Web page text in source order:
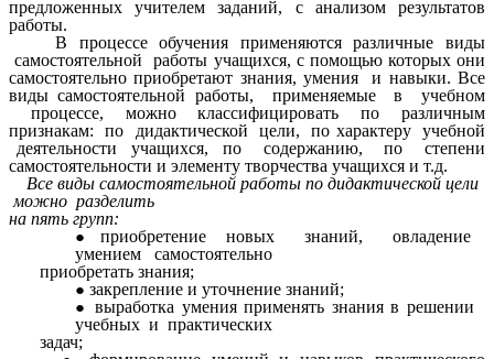
предложенных учителем заданий, с анализом результатов
работы.
В процессе обучения применяются различные виды
самостоятельной работы учащихся, с помощью которых они
самостоятельно приобретают знания, умения и навыки. Все
виды самостоятельной работы, применяемые в учебном
процессе, можно классифицировать по различным
признакам: по дидактической цели, по характеру учебной
деятельности
учащихся, по содержанию, по степени
самостоятельности и элементу творчества учащихся и т.д.
Все виды самостоятельной работы по дидактической цели
можно разделить
на пять групп:
приобретение новых знаний, овладение
умением самостоятельно
приобретать знания;
закрепление и уточнение знаний;
выработка умения применять знания в решении
учебных и практических
задач;